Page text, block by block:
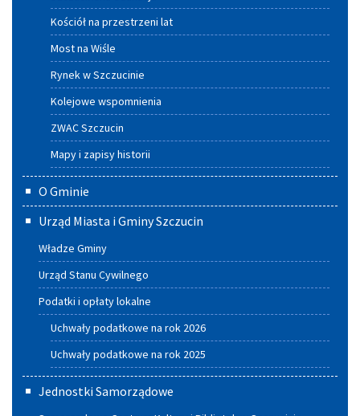
Kościół na przestrzeni lat
Most na Wiśle
Rynek w Szczucinie
Kolejowe wspomnienia
ZWAC Szczucin
Mapy i zapisy historii
O Gminie
Urząd Miasta i Gminy Szczucin
Władze Gminy
Urząd Stanu Cywilnego
Podatki i opłaty lokalne
Uchwały podatkowe na rok 2026
Uchwały podatkowe na rok 2025
Jednostki Samorządowe